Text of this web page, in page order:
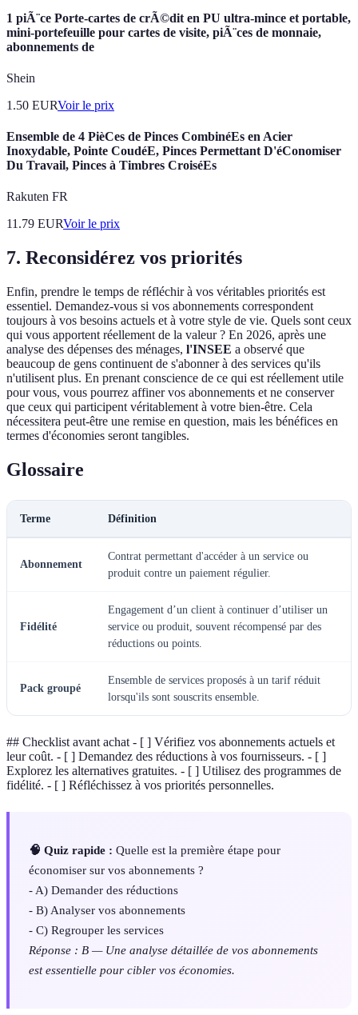
1 piÃ¨ce Porte-cartes de crÃ©dit en PU ultra-mince et portable,
mini-portefeuille pour cartes de visite, piÃ¨ces de monnaie,
abonnements de
Shein
1.50 EURVoir le prix
Ensemble de 4 PièCes de Pinces CombinéEs en Acier
Inoxydable, Pointe CoudéE, Pinces Permettant D'éConomiser
Du Travail, Pinces à Timbres CroiséEs
Rakuten FR
11.79 EURVoir le prix
7. Reconsidérez vos priorités
Enfin, prendre le temps de réfléchir à vos véritables priorités est
essentiel. Demandez-vous si vos abonnements correspondent
toujours à vos besoins actuels et à votre style de vie. Quels sont ceux
qui vous apportent réellement de la valeur ? En 2026, après une
analyse des dépenses des ménages, l'INSEE a observé que
beaucoup de gens continuent de s'abonner à des services qu'ils
n'utilisent plus. En prenant conscience de ce qui est réellement utile
pour vous, vous pourrez affiner vos abonnements et ne conserver
que ceux qui participent véritablement à votre bien-être. Cela
nécessitera peut-être une remise en question, mais les bénéfices en
termes d'économies seront tangibles.
Glossaire
Terme Définition
Abonnement
Contrat permettant d'accéder à un service ou
produit contre un paiement régulier.
Fidélité
Engagement d’un client à continuer d’utiliser un
service ou produit, souvent récompensé par des
réductions ou points.
Pack groupé
Ensemble de services proposés à un tarif réduit
lorsqu'ils sont souscrits ensemble.
## Checklist avant achat - [ ] Vérifiez vos abonnements actuels et
leur coût. - [ ] Demandez des réductions à vos fournisseurs. - [ ]
Explorez les alternatives gratuites. - [ ] Utilisez des programmes de
fidélité. - [ ] Réfléchissez à vos priorités personnelles.
🧠 Quiz rapide : Quelle est la première étape pour
économiser sur vos abonnements ?
- A) Demander des réductions
- B) Analyser vos abonnements
- C) Regrouper les services
Réponse : B — Une analyse détaillée de vos abonnements
est essentielle pour cibler vos économies.